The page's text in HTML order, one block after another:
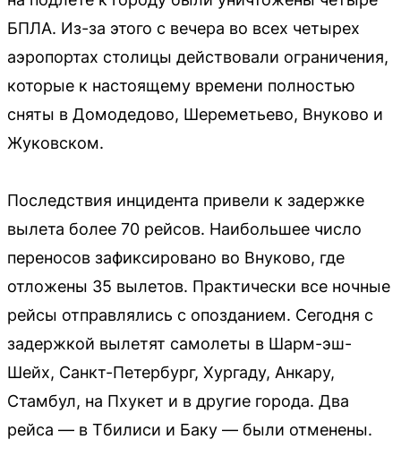
БПЛА. Из-за этого с вечера во всех четырех
аэропортах столицы действовали ограничения,
которые к настоящему времени полностью
сняты в Домодедово, Шереметьево, Внуково и
Жуковском.
Последствия инцидента привели к задержке
вылета более 70 рейсов. Наибольшее число
переносов зафиксировано во Внуково, где
отложены 35 вылетов. Практически все ночные
рейсы отправлялись с опозданием. Сегодня с
задержкой вылетят самолеты в Шарм-эш-
Шейх, Санкт-Петербург, Хургаду, Анкару,
Стамбул, на Пхукет и в другие города. Два
рейса — в Тбилиси и Баку — были отменены.